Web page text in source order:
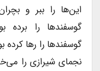
این‌ها را ببر و
گوسفندها را برده
گوسفندها را رها کرده
نجمای شیرازی را